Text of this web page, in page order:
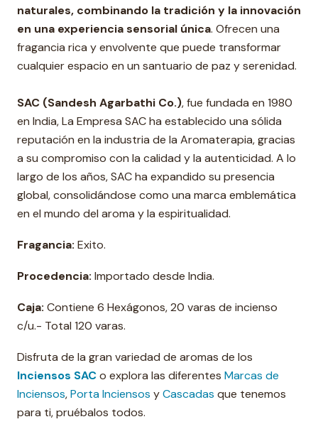
naturales, combinando la tradición y la innovación
en una experiencia sensorial única. Ofrecen una
fragancia rica y envolvente que puede transformar
cualquier espacio en un santuario de paz y serenidad.
SAC (Sandesh Agarbathi Co.), fue fundada en 1980
en India, La Empresa SAC ha establecido una sólida
reputación en la industria de la Aromaterapia, gracias
a su compromiso con la calidad y la autenticidad. A lo
largo de los años, SAC ha expandido su presencia
global, consolidándose como una marca emblemática
en el mundo del aroma y la espiritualidad.
Fragancia: Exito.
Procedencia: Importado desde India.
Caja: Contiene 6 Hexágonos, 20 varas de incienso
c/u.- Total 120 varas.
Disfruta de la gran variedad de aromas de los
Inciensos SACo explora las diferentes Marcas de
Inciensos,Porta Inciensos yCascadas que tenemos
para ti, pruébalos todos.